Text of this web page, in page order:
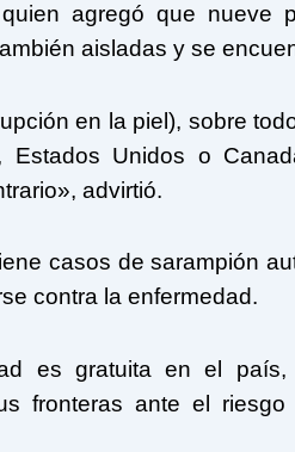
agregó que nueve
aisladas y se
en la piel), sobre
Estados Unidos o
advirtió.
casos de sarampión
contra la enfermedad.
es gratuita en el
fronteras ante el